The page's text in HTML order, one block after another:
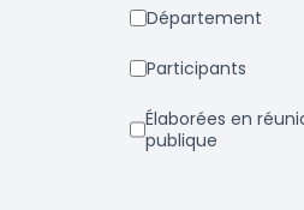
Département
Participants
Élaborées en réunion
publique